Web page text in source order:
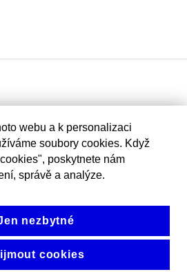
webu a k personalizaci
soubory cookies. Když
poskytnete nám
správě a analýze.
nezbytné
cookies